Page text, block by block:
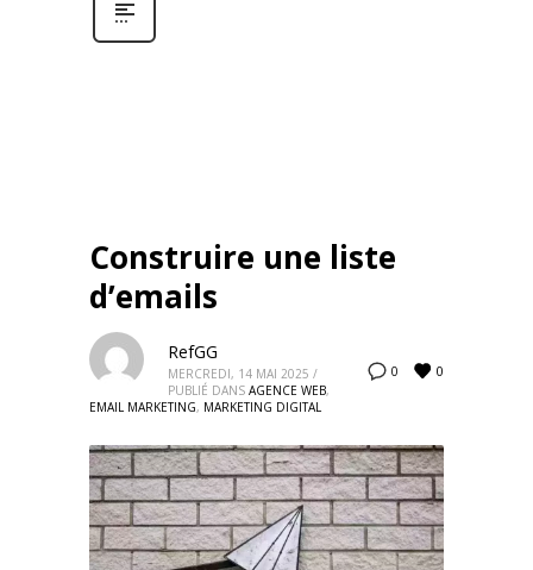
Construire une liste
d’emails
0 0
RefGG
MERCREDI, 14 MAI 2025 /
PUBLIÉ DANS AGENCE WEB,
EMAIL MARKETING, MARKETING DIGITAL